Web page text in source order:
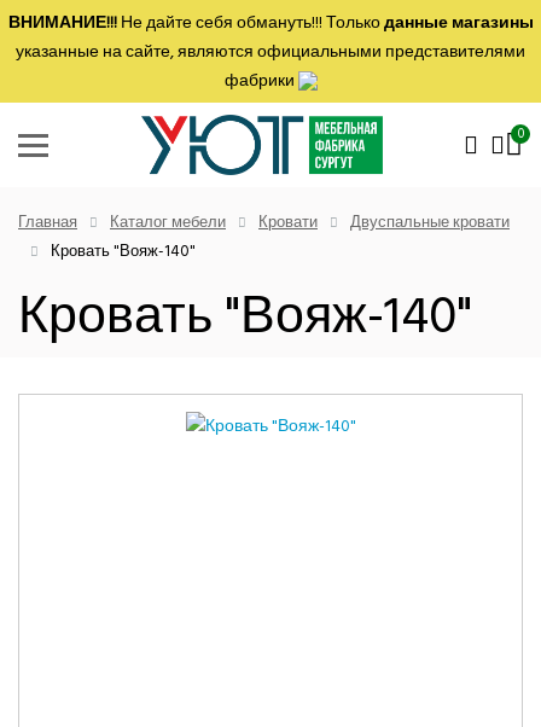
ВНИМАНИЕ!!!Не дайте себя обмануть!!! Толькоданные магазины
указанные на сайте, являются официальными представителями
фабрики
0
Главная Каталог мебели Кровати
Двуспальные кровати
Кровать "Вояж-140"
Кровать "Вояж-140"